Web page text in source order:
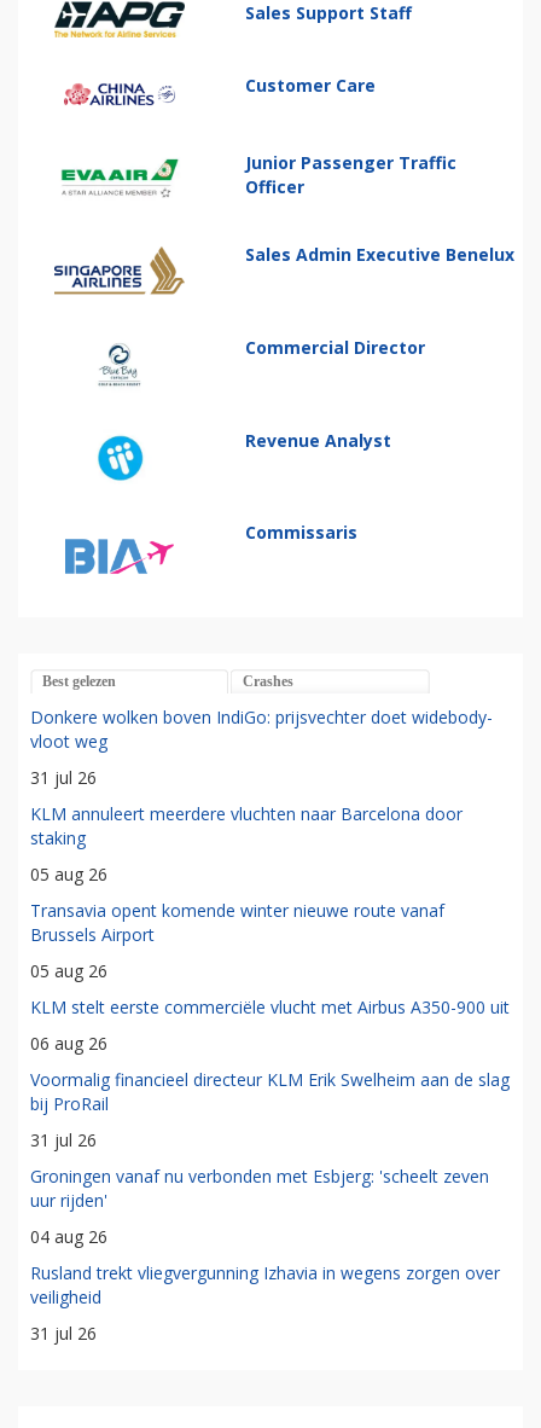
Sales Support Staff
Customer Care
Junior Passenger Traffic
Officer
Sales Admin Executive Benelux
Commercial Director
Revenue Analyst
Commissaris
Best gelezen Crashes
Donkere wolken boven IndiGo: prijsvechter doet widebody-
vloot weg
31 jul 26
KLM annuleert meerdere vluchten naar Barcelona door
staking
05 aug 26
Transavia opent komende winter nieuwe route vanaf
Brussels Airport
05 aug 26
KLM stelt eerste commerciële vlucht met Airbus A350-900 uit
06 aug 26
Voormalig financieel directeur KLM Erik Swelheim aan de slag
bij ProRail
31 jul 26
Groningen vanaf nu verbonden met Esbjerg: 'scheelt zeven
uur rijden'
04 aug 26
Rusland trekt vliegvergunning Izhavia in wegens zorgen over
veiligheid
31 jul 26